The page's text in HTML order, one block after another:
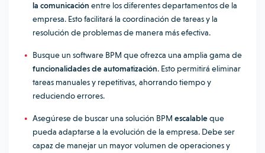
la comunicación entre los diferentes departamentos de la
empresa. Esto facilitará la coordinación de tareas y la
resolución de problemas de manera más efectiva.
Busque un software BPM que ofrezca una amplia gama de
funcionalidades de automatización. Esto permitirá eliminar
tareas manuales y repetitivas, ahorrando tiempo y
reduciendo errores.
Asegúrese de buscar una solución BPM escalableque
pueda adaptarse a la evolución de la empresa. Debe ser
capaz de manejar un mayor volumen de operaciones y